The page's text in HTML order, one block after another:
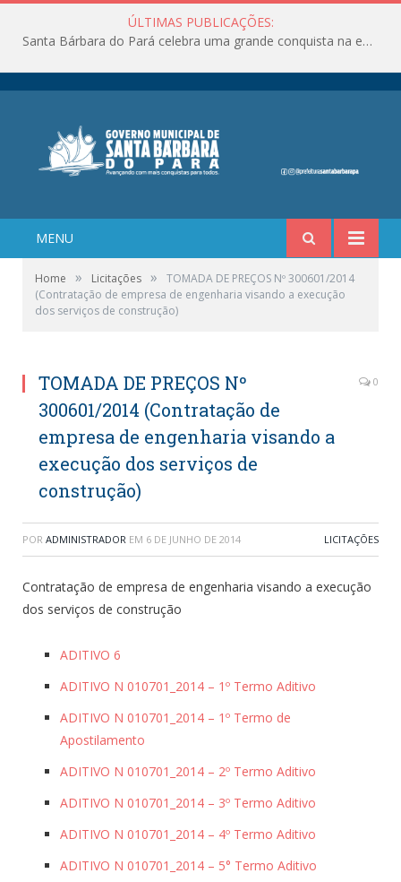
ÚLTIMAS PUBLICAÇÕES:
Santa Bárbara do Pará celebra uma grande conquista na educação!
MENU
Home » Licitações »
TOMADA DE PREÇOS Nº 300601/2014
(Contratação de empresa de engenharia visando a execução
dos serviços de construção)
TOMADA DE PREÇOS Nº
300601/2014 (Contratação de
empresa de engenharia visando a
execução dos serviços de
construção)
0
POR ADMINISTRADOR EM 6 DE JUNHO DE 2014 LICITAÇÕES
Contratação de empresa de engenharia visando a execução
dos serviços de construção
ADITIVO 6
ADITIVO N 010701_2014 – 1º Termo Aditivo
ADITIVO N 010701_2014 – 1º Termo de
Apostilamento
ADITIVO N 010701_2014 – 2º Termo Aditivo
ADITIVO N 010701_2014 – 3º Termo Aditivo
ADITIVO N 010701_2014 – 4º Termo Aditivo
ADITIVO N 010701_2014 – 5° Termo Aditivo